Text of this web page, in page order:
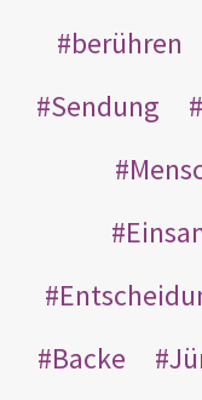
berühren
Sendung
Backe